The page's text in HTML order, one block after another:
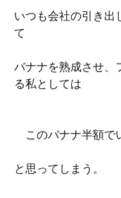
いつも会社の引き出
て
バナナを熟成させ、
る私としては
このバナナ半額で
と思ってしまう。